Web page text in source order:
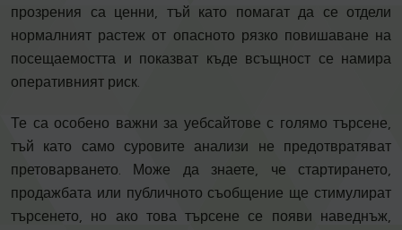
прозрения са ценни, тъй като помагат да се отдели
нормалният растеж от опасното рязко повишаване на
посещаемостта и показват къде всъщност се намира
оперативният риск.
Те са особено важни за уебсайтове с голямо търсене,
тъй като само суровите анализи не предотвратяват
претоварването. Може да знаете, че стартирането,
продажбата или публичното съобщение ще стимулират
търсенето, но ако това търсене се появи наведнъж,